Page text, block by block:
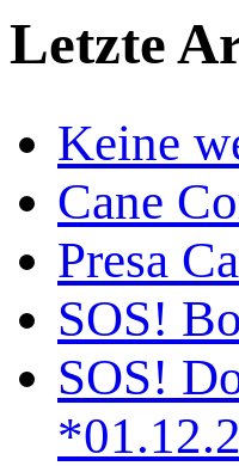
Letzte
Keine
Cane
Presa
SOS!
SOS!